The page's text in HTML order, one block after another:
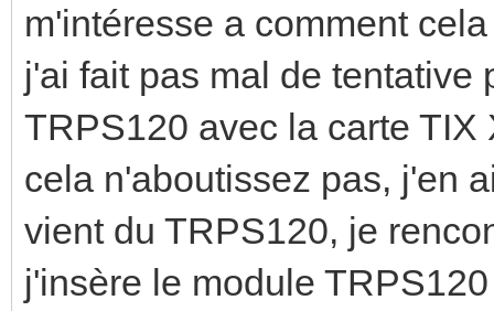
m'intéresse a comment
j'ai fait pas mal de tentative
TRPS120 avec la carte
cela n'aboutissez pas, j'en
vient du TRPS120, je
j'insère le module